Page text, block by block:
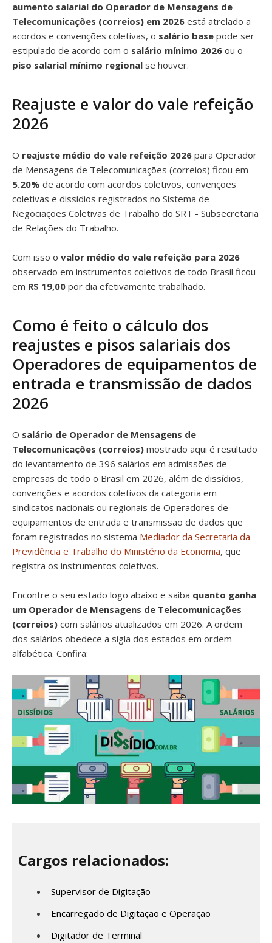
aumento salarial do Operador de Mensagens de
Telecomunicações (correios) em 2026 está atrelado a
acordos e convenções coletivas, o salário base pode ser
estipulado de acordo com o salário mínimo 2026 ou o
piso salarial mínimo regional se houver.
Reajuste e valor do vale refeição
2026
O reajuste médio do vale refeição 2026 para Operador
de Mensagens de Telecomunicações (correios) ficou em
5.20% de acordo com acordos coletivos, convenções
coletivas e dissídios registrados no Sistema de
Negociações Coletivas de Trabalho do SRT - Subsecretaria
de Relações do Trabalho.
Com isso o valor médio do vale refeição para 2026
observado em instrumentos coletivos de todo Brasil ficou
em R$ 19,00 por dia efetivamente trabalhado.
Como é feito o cálculo dos
reajustes e pisos salariais dos
Operadores de equipamentos de
entrada e transmissão de dados
2026
O salário de Operador de Mensagens de
Telecomunicações (correios) mostrado aqui é resultado
do levantamento de 396 salários em admissões de
empresas de todo o Brasil em 2026, além de dissídios,
convenções e acordos coletivos da categoria em
sindicatos nacionais ou regionais de Operadores de
equipamentos de entrada e transmissão de dados que
foram registrados no sistema Mediador da Secretaria da
Previdência e Trabalho do Ministério da Economia, que
registra os instrumentos coletivos.
Encontre o seu estado logo abaixo e saiba quanto ganha
um Operador de Mensagens de Telecomunicações
(correios) com salários atualizados em 2026. A ordem
dos salários obedece a sigla dos estados em ordem
alfabética. Confira:
Cargos relacionados:
Supervisor de Digitação
Encarregado de Digitação e Operação
Digitador de Terminal